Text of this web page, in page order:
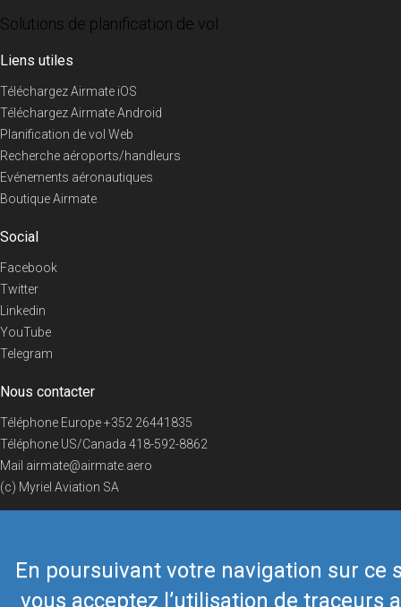
En poursuivant votre navigation sur ce
vous acceptez l’utilisation de traceurs
Solutions de planification de vol
Liens utiles
Téléchargez Airmate iOS
Téléchargez Airmate Android
Planification de vol Web
Recherche aéroports/handleurs
Evénements aéronautiques
Boutique Airmate
Social
Facebook
Twitter
Linkedin
YouTube
Telegram
Nous contacter
Téléphone Europe+352 26441835
Téléphone US/Canada 418-592-8862
Mail airmate@airmate.aero
(c) Myriel Aviation SA
© 2019 Airmate - Conditions d'utilisation -Vie privée Back to top